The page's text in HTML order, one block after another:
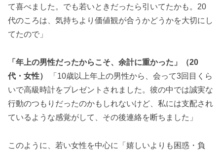
て喜べました。でも若いときだったら引いてたかも。20
代のころは、気持ちより価値観が合うかどうかを大切にし
てたので」
「年上の男性だったからこそ、余計に重かった」（20
代・女性）
「10歳以上年上の男性から、会って3回目くら
いで高級時計をプレゼントされました。彼の中では誠実な
行動のつもりだったのかもしれないけど、私には支配され
ているような感覚がして、その後連絡を断ちました」
このように、若い女性を中心に「嬉しいよりも困惑・負